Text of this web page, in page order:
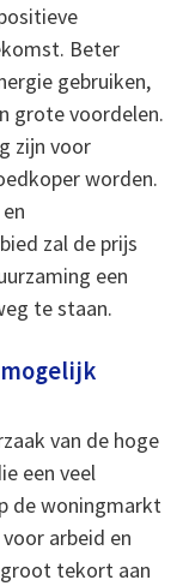
Beter
gebruiken,
grote voordelen.
zijn voor
worden.
zal de prijs
een
te staan.
van de hoge
een veel
de woningmarkt
arbeid en
tekort aan